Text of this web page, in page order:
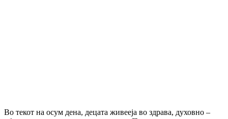
Во текот на осум дена, децата живееја во здрава, духовно –